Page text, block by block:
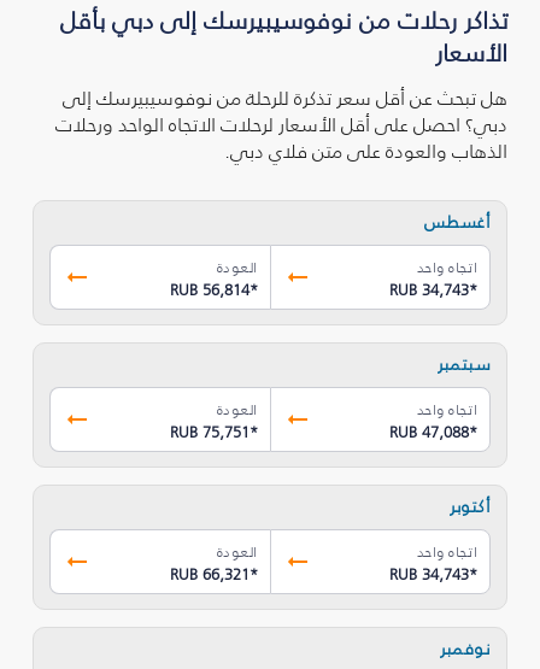
تذاكر رحلات من نوفوسيبيرسك إلى دبي بأقل
الأسعار
هل تبحث عن أقل سعر تذكرة للرحلة من نوفوسيبيرسك إلى
دبي؟ احصل على أقل الأسعار لرحلات الاتجاه الواحد ورحلات
الذهاب والعودة على متن فلاي دبي.
أغسطس
اتجاه واحد
RUB 34,743*
العودة
RUB 56,814*
سبتمبر
اتجاه واحد
RUB 47,088*
العودة
RUB 75,751*
أكتوبر
اتجاه واحد
RUB 34,743*
العودة
RUB 66,321*
نوفمبر